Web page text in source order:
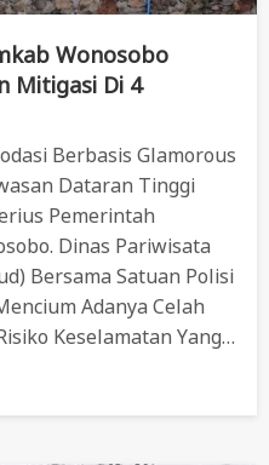
Wonosobo
Mitigasi Di 4
Berbasis Glamorous
Dataran Tinggi
Pemerintah
Dinas Pariwisata
Bersama Satuan Polisi
Adanya Celah
Keselamatan Yang…